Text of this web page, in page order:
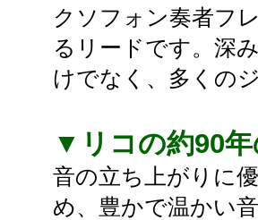
クソフォン奏者フ
るリードです。深
けでなく、多くの
▼リコの約90年
音の立ち上がりに
め、豊かで温かい